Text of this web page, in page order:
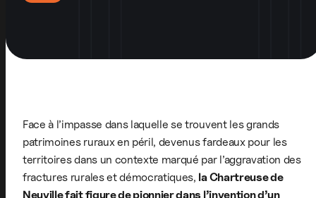
Face à l’impasse dans laquelle se trouvent les grands
patrimoines ruraux en péril, devenus fardeaux pour les
territoires dans un contexte marqué par l’aggravation des
fractures rurales et démocratiques, la Chartreuse de
Neuville fait figure de pionnier dans l’invention d’un